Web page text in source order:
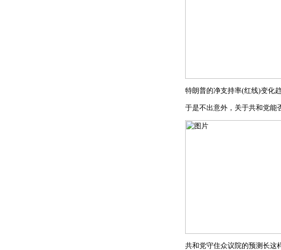
特朗普的净支持率(红线)变化
于是不出意外，关于共和党能
共和党守住众议院的预测长这